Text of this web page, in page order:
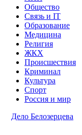
Общество
Связь и IT
Образование
Медицина
Религия
ЖКХ
Происшествия
Криминал
Культура
Спорт
Россия и мир
Дело Белозерцева